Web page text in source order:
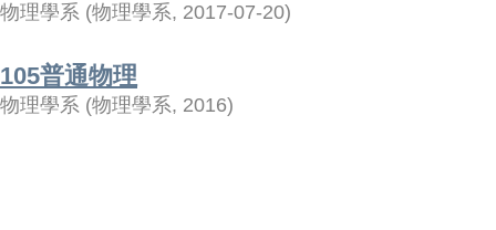
物理學系 (物理學系, 2017-07-20)
105普通物理
物理學系 (物理學系, 2016)